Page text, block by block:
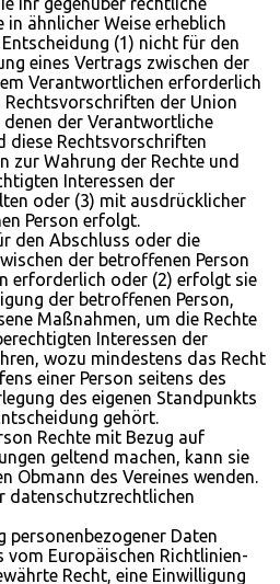
ähnlicher Weise erheblich
(1) nicht für den
eines Vertrags zwischen der
Verantwortlichen erforderlich
der Union
der Verantwortliche
diese Rechtsvorschriften
zur Wahrung der Rechte und
Interessen der
oder (3) mit ausdrücklicher
Person erfolgt.
den Abschluss oder die
der betroffenen Person
erforderlich oder (2) erfolgt sie
der betroffenen Person,
Maßnahmen, um die Rechte
Interessen der
wozu mindestens das Recht
einer Person seitens des
des eigenen Standpunkts
gehört.
Rechte mit Bezug auf
geltend machen, kann sie
Obmann des Vereines wenden.
datenschutzrechtlichen
personenbezogener Daten
vom Europäischen Richtlinien-
Recht, eine Einwilligung